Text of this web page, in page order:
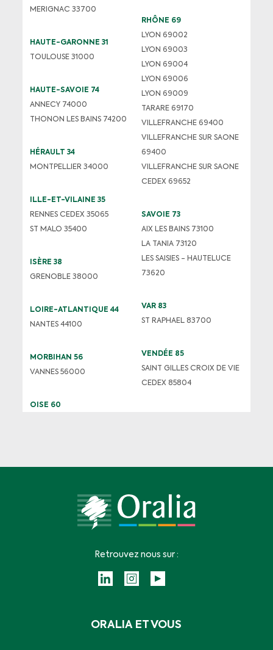
MERIGNAC 33700
HAUTE-GARONNE 31
TOULOUSE 31000
HAUTE-SAVOIE 74
ANNECY 74000
THONON LES BAINS 74200
HÉRAULT 34
MONTPELLIER 34000
ILLE-ET-VILAINE 35
RENNES CEDEX 35065
ST MALO 35400
ISÈRE 38
GRENOBLE 38000
LOIRE-ATLANTIQUE 44
NANTES 44100
MORBIHAN 56
VANNES 56000
OISE 60
RHÔNE 69
LYON 69002
LYON 69003
LYON 69004
LYON 69006
LYON 69009
TARARE 69170
VILLEFRANCHE 69400
VILLEFRANCHE SUR SAONE
69400
VILLEFRANCHE SUR SAONE
CEDEX 69652
SAVOIE 73
AIX LES BAINS 73100
LA TANIA 73120
LES SAISIES - HAUTELUCE
73620
VAR 83
ST RAPHAEL 83700
VENDÉE 85
SAINT GILLES CROIX DE VIE
CEDEX 85804
ORALIA ET VOUS
Retrouvez nous sur :